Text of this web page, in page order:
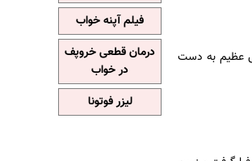
عظیم به دست
فیلم آپنه خواب
درمان قطعی خروپف
در خواب
لیزر فوتونا